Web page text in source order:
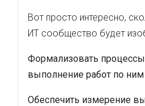
Вот просто интересно,
ИТ сообщество будет
Формализовать процессы
выполнение работ по ним
Обеспечить измерение